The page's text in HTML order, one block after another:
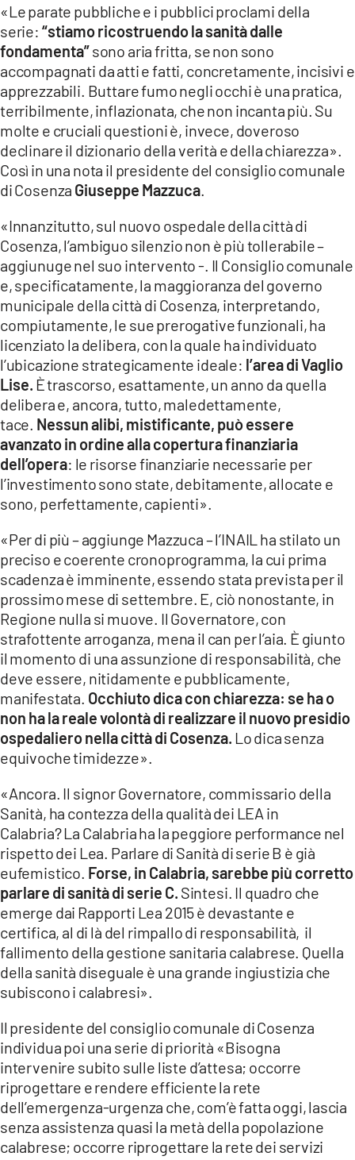
LACONAIR.IT
LACITYMAG.IT
ILREGGINO.IT
COSENZACHANNEL.IT
ILVIBONESE.IT
CATANZAROCHANNEL.IT
LACAPITALENEWS.IT
App
ANDROID
APPLE
«Le parate pubbliche e i pubblici proclami della
serie: “stiamo ricostruendo la sanità dalle
fondamenta”sono aria fritta, se non sono
accompagnati da atti e fatti, concretamente, incisivi e
apprezzabili. Buttare fumo negli occhi è una pratica,
terribilmente, inflazionata, che non incanta più. Su
molte e cruciali questioni è, invece, doveroso
declinare il dizionario della verità e della chiarezza».
Così in una nota il presidente del consiglio comunale
di Cosenza Giuseppe Mazzuca
«Innanzitutto, sul nuovo ospedale della città di
Cosenza, l’ambiguo silenzio non è più tollerabile –
aggiunuge nel suo intervento -. Il Consiglio comunale
e, specificatamente, la maggioranza del governo
municipale della città di Cosenza, interpretando,
compiutamente, le sue prerogative funzionali, ha
licenziato la delibera, con la quale ha individuato
l’ubicazione strategicamente ideale: l’area di Vaglio
Lise. È trascorso, esattamente, un anno da quella
delibera e, ancora, tutto, maledettamente,
tace. Nessun alibi, mistificante, può essere
avanzato in ordine alla copertura finanziaria
dell’opera: le risorse finanziarie necessarie per
l’investimento sono state, debitamente, allocate e
sono, perfettamente, capienti».
«Per di più – aggiunge Mazzuca – l’INAIL ha stilato un
preciso e coerente cronoprogramma, la cui prima
scadenza è imminente, essendo stata prevista per il
prossimo mese di settembre. E, ciò nonostante, in
Regione nulla si muove. Il Governatore, con
strafottente arroganza, mena il can per l’aia. È giunto
il momento di una assunzione di responsabilità, che
deve essere, nitidamente e pubblicamente,
manifestata. Occhiuto dica con chiarezza: se ha o
non ha la reale volontà di realizzare il nuovo presidio
ospedaliero nella città di Cosenza. Lo dica senza
equivoche timidezze».
«Ancora. Il signor Governatore, commissario della
Sanità, ha contezza della qualità dei LEA in
Calabria? La Calabria ha la peggiore performance nel
rispetto dei Lea. Parlare di Sanità di serie B è già
eufemistico. Forse, in Calabria, sarebbe più corretto
parlare di sanità di serie C. Sintesi. Il quadro che
emerge dai Rapporti Lea 2015 è devastante e
certifica, al di là del rimpallo di responsabilità, il
fallimento della gestione sanitaria calabrese. Quella
della sanità diseguale è una grande ingiustizia che
subiscono i calabresi».
Il presidente del consiglio comunale di Cosenza
individua poi una serie di priorità «Bisogna
intervenire subito sulle liste d’attesa; occorre
riprogettare e rendere efficiente la rete
dell’emergenza-urgenza che, com’è fatta oggi, lascia
senza assistenza quasi la metà della popolazione
calabrese; occorre riprogettare la rete dei servizi